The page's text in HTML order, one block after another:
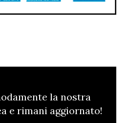
la nostra
e rimani aggiornato!